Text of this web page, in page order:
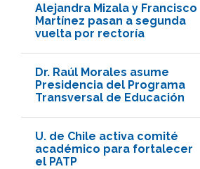
Alejandra Mizala y Francisco
Martínez pasan a segunda
vuelta por rectoría
Dr. Raúl Morales asume
Presidencia del Programa
Transversal de Educación
U. de Chile activa comité
académico para fortalecer
el PATP